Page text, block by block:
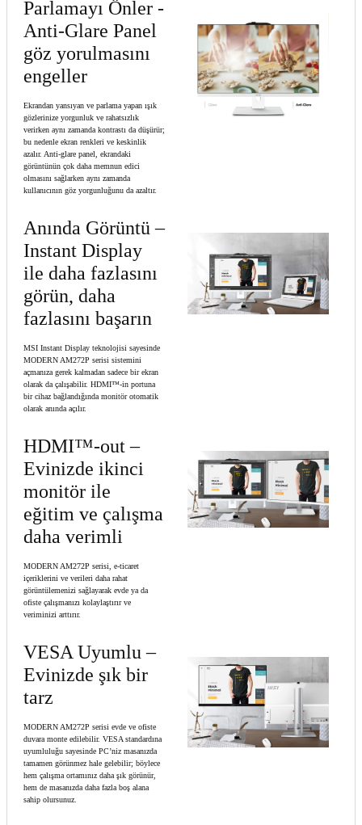
Parlamayı Önler -
Anti-Glare Panel
göz yorulmasını
engeller
Ekrandan yansıyan ve parlama yapan ışık
gözlerinize yorgunluk ve rahatsızlık
verirken aynı zamanda kontrastı da düşürür;
bu nedenle ekran renkleri ve keskinlik
azalır. Anti-glare panel, ekrandaki
görüntünün çok daha memnun edici
olmasını sağlarken aynı zamanda
kullanıcının göz yorgunluğunu da azaltır.
Anında Görüntü –
Instant Display
ile daha fazlasını
görün, daha
fazlasını başarın
MSI Instant Display teknolojisi sayesinde
MODERN AM272P serisi sistemini
açmanıza gerek kalmadan sadece bir ekran
olarak da çalışabilir. HDMI™-in portuna
bir cihaz bağlandığında monitör otomatik
olarak anında açılır.
HDMI™-out –
Evinizde ikinci
monitör ile
eğitim ve çalışma
daha verimli
MODERN AM272P serisi, e-ticaret
içeriklerini ve verileri daha rahat
görüntülemenizi sağlayarak evde ya da
ofiste çalışmanızı kolaylaştırır ve
veriminizi arttırır.
VESA Uyumlu –
Evinizde şık bir
tarz
MODERN AM272P serisi evde ve ofiste
duvara monte edilebilir. VESA standardına
uyumluluğu sayesinde PC’niz masanızda
tamamen görünmez hale gelebilir; böylece
hem çalışma ortamınız daha şık görünür,
hem de masanızda daha fazla boş alana
sahip olursunuz.